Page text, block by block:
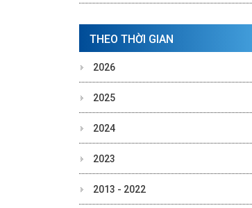
THEO THỜI GIAN
2026
2025
2024
2023
2013 - 2022